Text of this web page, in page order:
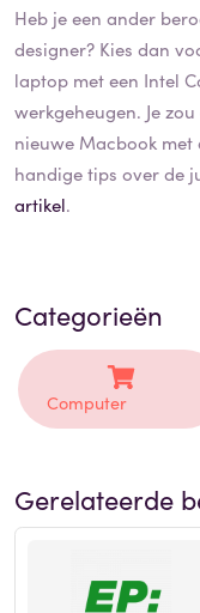
Heb je een ander
designer? Kies dan
laptop met een Intel
werkgeheugen. Je
nieuwe Macbook
handige tips over de
artikel.
Categorieën
Computer
Gerelateerde